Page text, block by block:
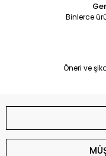
Binlerce
Öneri ve